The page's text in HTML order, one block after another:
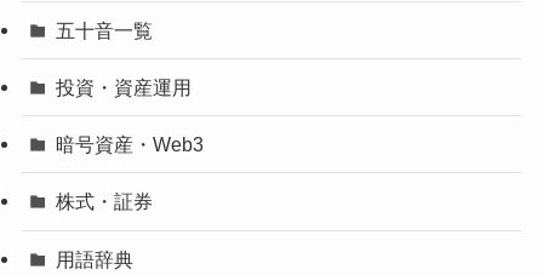
五十音一覧
投資・資産運用
暗号資産・Web3
株式・証券
用語辞典